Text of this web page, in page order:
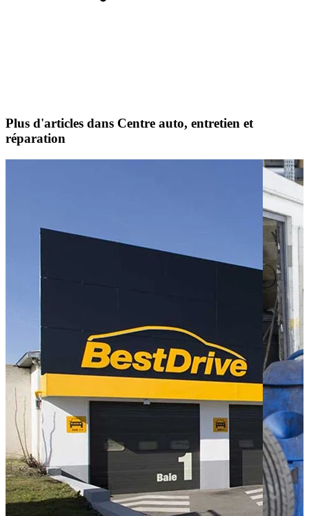
Plus d'articles dans Centre auto, entretien et
réparation